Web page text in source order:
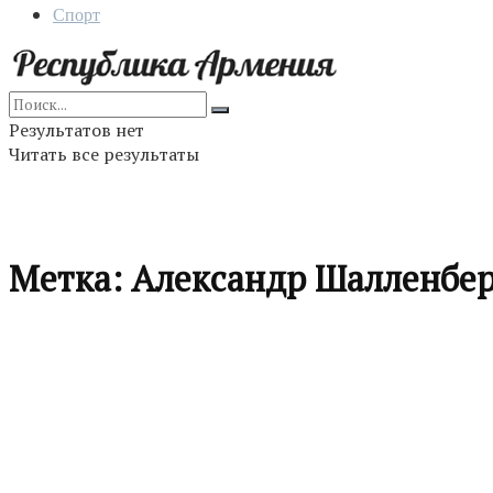
Спорт
Результатов нет
Читать все результаты
Метка:Александр